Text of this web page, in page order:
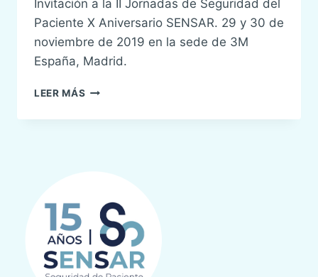
DOLOR
Invitación a la II Jornadas de Seguridad del
Paciente X Aniversario SENSAR. 29 y 30 de
noviembre de 2019 en la sede de 3M
España, Madrid.
LEER MÁS II
DE
SENSAR.
30
DE